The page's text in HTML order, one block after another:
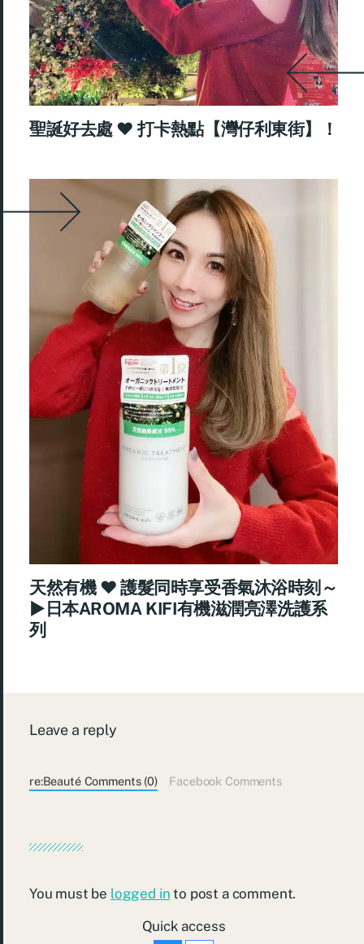
聖誕好去處 ♥ 打卡熱點【灣仔利東街】！
天然有機 ♥ 護髮同時享受香氣沐浴時刻～
►日本AROMA KIFI有機滋潤亮澤洗護系
列
Leave a reply
re:Beauté Comments (0) Facebook Comments
You must be logged in to post a comment.
Quick access